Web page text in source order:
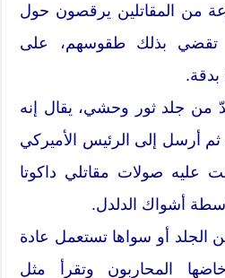
من المقاتلين يرقصون حول
تقضي بذلك طقوسهم، على
من جلد ثور وحشي، يقال إنه
أرسل إلى الرئيس الأميركي
صولات مقاتلي داكوتا
أشواك الدلدل.
الجلد أو سواها تستعمل عادة
المحاربون وتقرأ مثل